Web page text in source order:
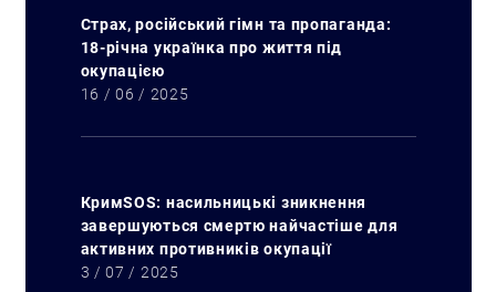
Страх, російський гімн та пропаганда:
18-річна українка про життя під
окупацією
16 / 06 / 2025
КримSOS: насильницькі зникнення
завершуються смертю найчастіше для
активних противників окупації
3 / 07 / 2025